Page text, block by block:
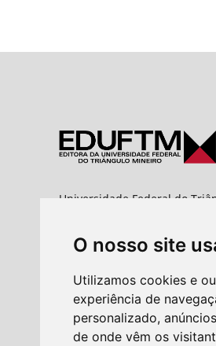
O nosso site
Utilizamos cookies e
experiência de
personalizado,
de onde vêm os
Universidade Federal do
CEP: 38025-350 - Uberaba/
Contato
E-mail:
rev.reas@uftm.edu.br